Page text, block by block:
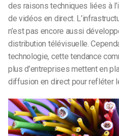
des raisons techniques liées à
de vidéos en direct.
n’est pas encore aussi
distribution télévisuelle.
technologie, cette tendance
plus d’entreprises mettent en
diffusion en direct pour refléter